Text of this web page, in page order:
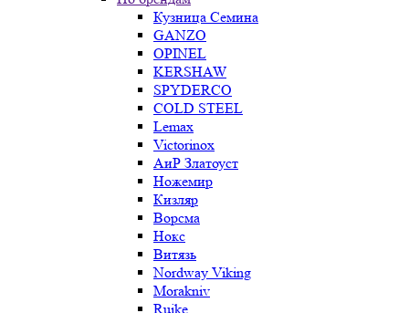
Кузница Семина
GANZO
OPINEL
KERSHAW
SPYDERCO
COLD STEEL
Lemax
Victorinox
АиР Златоуст
Ножемир
Кизляр
Ворсма
Нокс
Витязь
Nordway Viking
Morakniv
Ruike